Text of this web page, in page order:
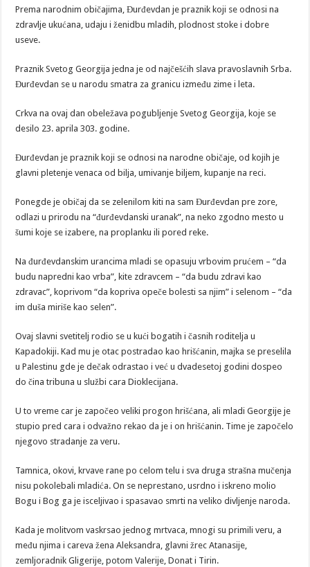
Prema narodnim običajima, Đurđevdan je praznik koji se odnosi na
zdravlje ukućana, udaju i ženidbu mladih, plodnost stoke i dobre
useve.
Praznik Svetog Georgija jedna je od najčešćih slava pravoslavnih Srba.
Đurđevdan se u narodu smatra za granicu između zime i leta.
Crkva na ovaj dan obeležava pogubljenje Svetog Georgija, koje se
desilo 23. aprila 303. godine.
Đurđevdan je praznik koji se odnosi na narodne običaje, od kojih je
glavni pletenje venaca od bilja, umivanje biljem, kupanje na reci.
Ponegde je običaj da se zelenilom kiti na sam Đurđevdan pre zore,
odlazi u prirodu na “đurđevdanski uranak”, na neko zgodno mesto u
šumi koje se izabere, na proplanku ili pored reke.
Na đurđevdanskim urancima mladi se opasuju vrbovim prućem – “da
budu napredni kao vrba”, kite zdravcem – “da budu zdravi kao
zdravac”, koprivom “da kopriva opeče bolesti sa njim” i selenom – “da
im duša miriše kao selen”.
Ovaj slavni svetitelj rodio se u kući bogatih i časnih roditelja u
Kapadokiji. Kad mu je otac postradao kao hrišćanin, majka se preselila
u Palestinu gde je dečak odrastao i već u dvadesetoj godini dospeo
do čina tribuna u službi cara Dioklecijana.
U to vreme car je započeo veliki progon hrišćana, ali mladi Georgije je
stupio pred cara i odvažno rekao da je i on hrišćanin. Time je započelo
njegovo stradanje za veru.
Tamnica, okovi, krvave rane po celom telu i sva druga strašna mučenja
nisu pokolebali mladića. On se neprestano, usrdno i iskreno molio
Bogu i Bog ga je isceljivao i spasavao smrti na veliko divljenje naroda.
Kada je molitvom vaskrsao jednog mrtvaca, mnogi su primili veru, a
među njima i careva žena Aleksandra, glavni žrec Atanasije,
zemljoradnik Gligerije, potom Valerije, Donat i Tirin.